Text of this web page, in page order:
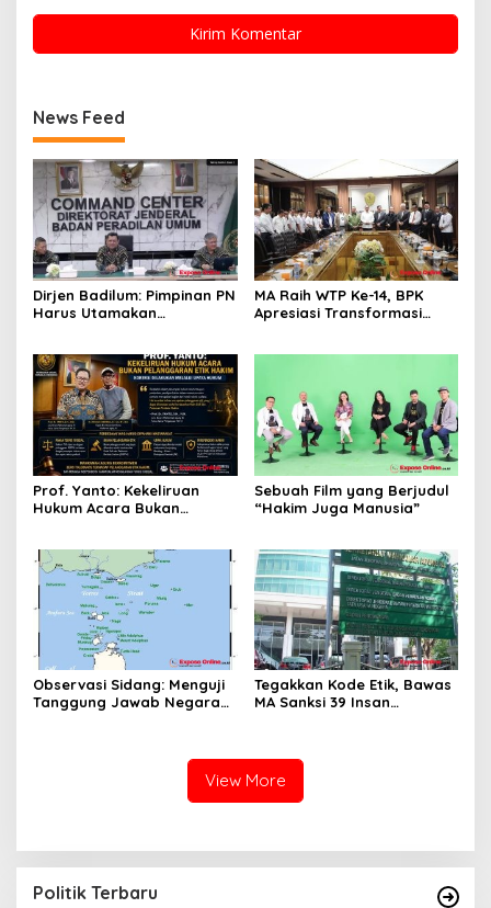
News Feed
Dirjen Badilum: Pimpinan PN
Harus Utamakan
MA Raih WTP Ke-14, BPK
Apresiasi Transformasi
Prof. Yanto: Kekeliruan
Hukum Acara Bukan
Upaya Hukum
Sebuah Film yang Berjudul
“Hakim Juga Manusia”
Observasi Sidang: Menguji
Tanggung Jawab Negara
Tegakkan Kode Etik, Bawas
MA Sanksi 39 Insan
View More
Politik Terbaru